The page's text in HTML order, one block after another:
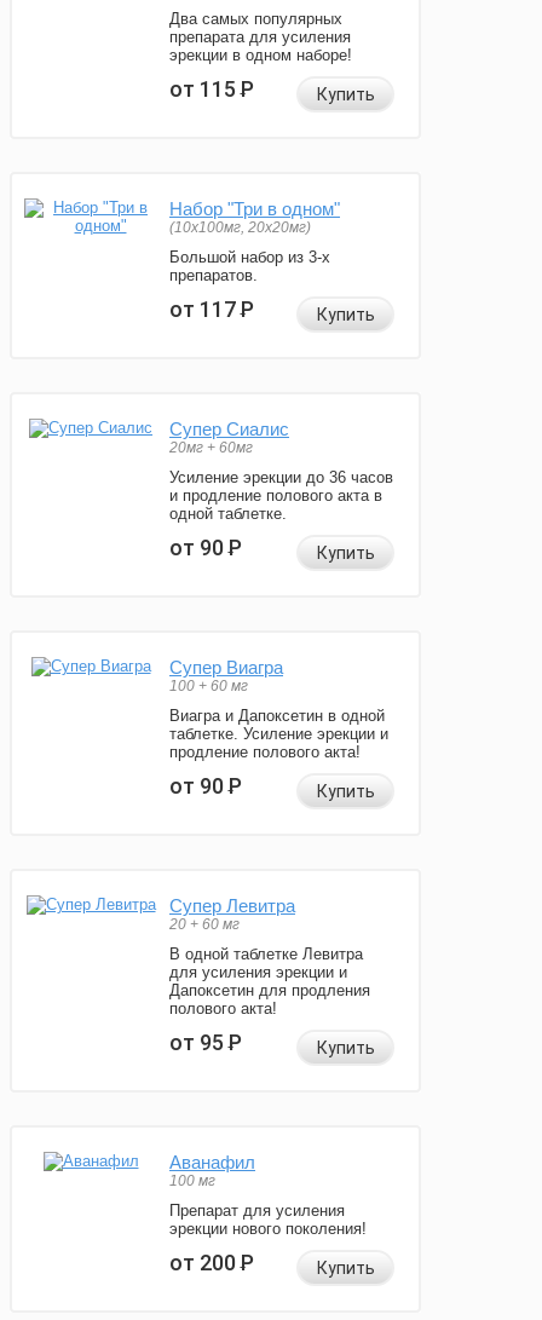
Два самых популярных
препарата для усиления
эрекции в одном наборе!
от 115Р Купить
Набор "Три в одном"
(10x100мг, 20x20мг)
Большой набор из 3-х
препаратов.
от 117Р Купить
Супер Сиалис
20мг + 60мг
Усиление эрекции до 36 часов
и продление полового акта в
одной таблетке.
от 90Р Купить
Супер Виагра
100 + 60 мг
Виагра и Дапоксетин в одной
таблетке. Усиление эрекции и
продление полового акта!
от 90Р Купить
Супер Левитра
20 + 60 мг
В одной таблетке Левитра
для усиления эрекции и
Дапоксетин для продления
полового акта!
от 95Р Купить
Аванафил
100 мг
Препарат для усиления
эрекции нового поколения!
от 200Р Купить